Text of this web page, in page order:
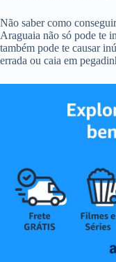
Não saber como
Araguaia não só pode te
também pode te causar
errada ou caia em